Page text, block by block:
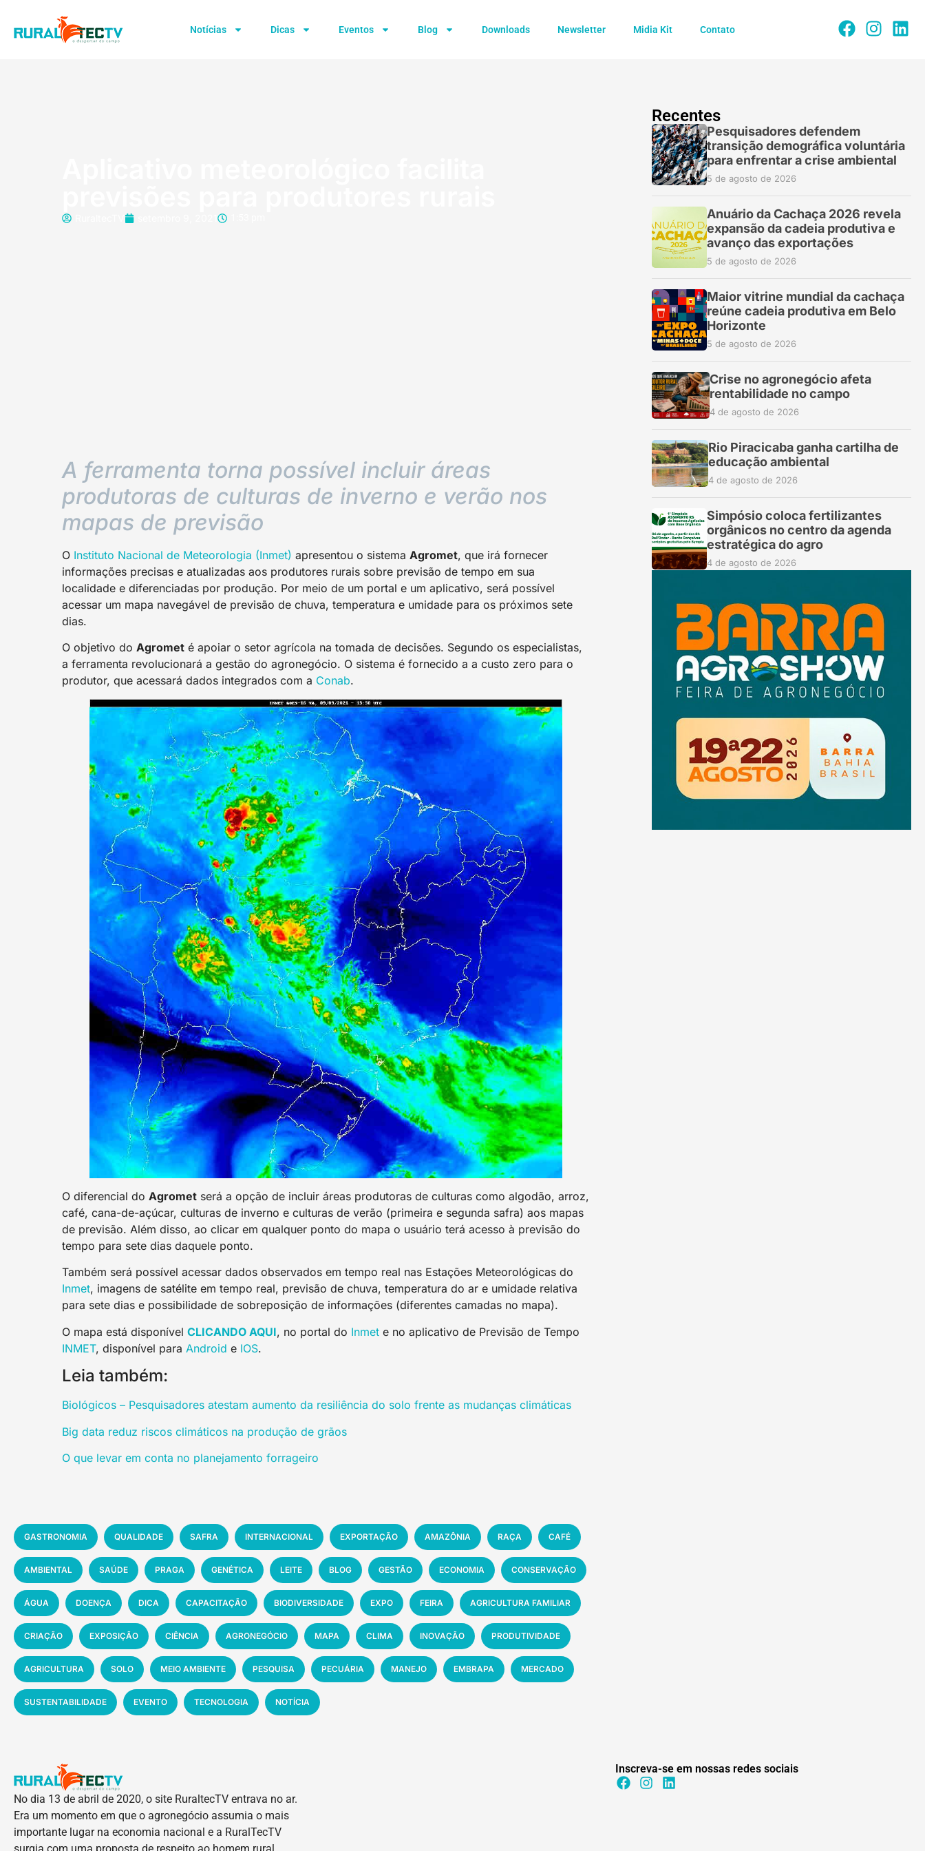
Notícias Dicas Eventos Blog Downloads Newsletter Midia Kit Contato
A ferramenta torna possível incluir áreas
produtoras de culturas de inverno e verão nos
mapas de previsão
O Instituto Nacional de Meteorologia (Inmet) apresentou o sistema Agromet, que irá fornecer
informações precisas e atualizadas aos produtores rurais sobre previsão de tempo em sua
localidade e diferenciadas por produção. Por meio de um portal e um aplicativo, será possível
acessar um mapa navegável de previsão de chuva, temperatura e umidade para os próximos sete
dias.
O objetivo do Agromet é apoiar o setor agrícola na tomada de decisões. Segundo os especialistas,
a ferramenta revolucionará a gestão do agronegócio. O sistema é fornecido a a custo zero para o
produtor, que acessará dados integrados com a Conab.
O diferencial do Agromet será a opção de incluir áreas produtoras de culturas como algodão, arroz,
café, cana-de-açúcar, culturas de inverno e culturas de verão (primeira e segunda safra) aos mapas
de previsão. Além disso, ao clicar em qualquer ponto do mapa o usuário terá acesso à previsão do
tempo para sete dias daquele ponto.
Também será possível acessar dados observados em tempo real nas Estações Meteorológicas do
Inmet, imagens de satélite em tempo real, previsão de chuva, temperatura do ar e umidade relativa
para sete dias e possibilidade de sobreposição de informações (diferentes camadas no mapa).
O mapa está disponível CLICANDO AQUI, no portal do Inmet e no aplicativo de Previsão de Tempo
INMET, disponível para Android e IOS.
Leia também:
Biológicos – Pesquisadores atestam aumento da resiliência do solo frente as mudanças climáticas
Big data reduz riscos climáticos na produção de grãos
O que levar em conta no planejamento forrageiro
GASTRONOMIA QUALIDADE SAFRA INTERNACIONAL EXPORTAÇÃO AMAZÔNIA RAÇA CAFÉ
AMBIENTAL SAÚDE PRAGA GENÉTICA LEITE BLOG GESTÃO ECONOMIA CONSERVAÇÃO
ÁGUA DOENÇA DICA CAPACITAÇÃO BIODIVERSIDADE EXPO FEIRA AGRICULTURA FAMILIAR
CRIAÇÃO EXPOSIÇÃO CIÊNCIA AGRONEGÓCIO MAPA CLIMA INOVAÇÃO PRODUTIVIDADE
AGRICULTURA SOLO MEIO AMBIENTE PESQUISA PECUÁRIA MANEJO EMBRAPA MERCADO
SUSTENTABILIDADE EVENTO TECNOLOGIA NOTÍCIA
Recentes
Pesquisadores defendem
transição demográfica voluntária
para enfrentar a crise ambiental
5 de agosto de 2026
Anuário da Cachaça 2026 revela
expansão da cadeia produtiva e
avanço das exportações
5 de agosto de 2026
Maior vitrine mundial da cachaça
reúne cadeia produtiva em Belo
Horizonte
5 de agosto de 2026
Crise no agronegócio afeta
rentabilidade no campo
4 de agosto de 2026
Rio Piracicaba ganha cartilha de
educação ambiental
4 de agosto de 2026
Simpósio coloca fertilizantes
orgânicos no centro da agenda
estratégica do agro
4 de agosto de 2026
No dia 13 de abril de 2020, o site RuraltecTV entrava no ar.
Era um momento em que o agronegócio assumia o mais
importante lugar na economia nacional e a RuralTecTV
Inscreva-se em nossas redes sociais